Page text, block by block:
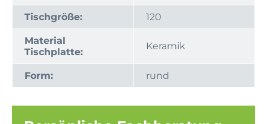
Tischgröße: 120
Material
Tischplatte:
Keramik
Form: rund